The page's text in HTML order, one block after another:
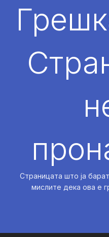
АНГАЖИРАЈ
Страницата што ја
мислите дека ова е